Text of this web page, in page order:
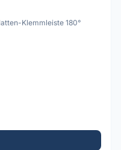
Klemmleiste 180°